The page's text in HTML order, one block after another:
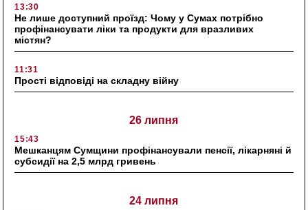
13:30
Не лише доступний проїзд: Чому у Сумах потрібно
профінансувати ліки та продукти для вразливих
містян?
11:31
Прості відповіді на складну війну
26 липня
15:43
Мешканцям Сумщини профінансували пенсії, лікарняні й
субсидії на 2,5 млрд гривень
24 липня